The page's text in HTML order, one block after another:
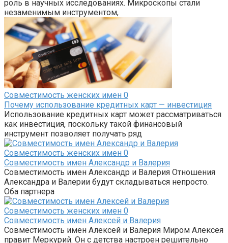
роль в научных исследованиях. Микроскопы стали
незаменимым инструментом,
Совместимость женских имен 0
Почему использование кредитных карт — инвестиция
Использование кредитных карт может рассматриваться
как инвестиция, поскольку такой финансовый
инструмент позволяет получать ряд
Совместимость женских имен 0
Совместимость имен Александр и Валерия
Совместимость имен Александр и Валерия Отношения
Александра и Валерии будут складываться непросто.
Оба партнера
Совместимость женских имен 0
Совместимость имен Алексей и Валерия
Совместимость имен Алексей и Валерия Миром Алексея
правит Меркурий. Он с детства настроен решительно